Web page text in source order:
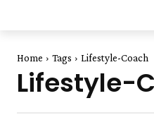
Home Tags Lifestyle-Coach
Lifestyle-